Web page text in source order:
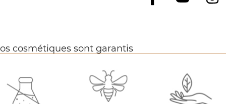
Facebook
cosmétiques sont garantis